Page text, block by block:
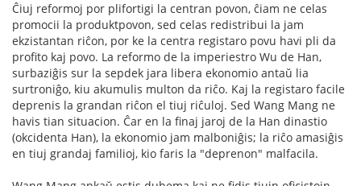
Ĉiuj reformoj por plifortigi la centran povon, ĉiam ne celas
promocii la produktpovon, sed celas redistribui la jam
ekzistantan riĉon, por ke la centra registaro povu havi pli da
profito kaj povo. La reformo de la imperiestro Wu de Han,
surbaziĝis sur la sepdek jara libera ekonomio antaŭ lia
surtroniĝo, kiu akumulis multon da riĉo. Kaj la registaro facile
deprenis la grandan riĉon el tiuj riĉuloj. Sed Wang Mang ne
havis tian situacion. Ĉar en la finaj jaroj de la Han dinastio
(okcidenta Han), la ekonomio jam malboniĝis; la riĉo amasiĝis
en tiuj grandaj familioj, kio faris la "deprenon" malfacila.